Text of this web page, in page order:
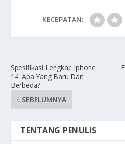
KECEPATAN:
Spesifikasi Lengkap Iphone
14: Apa Yang Baru Dan
Berbeda?
SEBELUMNYA
TENTANG PENULIS